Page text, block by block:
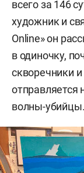
всего за 146
художник и
Online» он
в одиночку,
скворечники
отправляется
волны-убийцы.